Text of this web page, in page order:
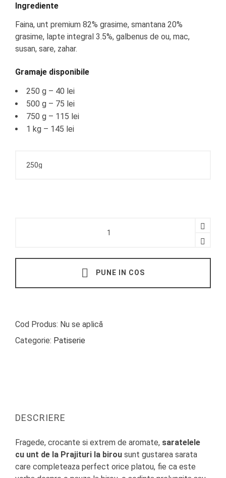
Ingrediente
Faina, unt premium 82% grasime, smantana 20%
grasime, lapte integral 3.5%, galbenus de ou, mac,
susan, sare, zahar.
Gramaje disponibile
250 g – 40 lei
500 g – 75 lei
750 g – 115 lei
1 kg – 145 lei
quantity
PUNE IN COS
Cod Produs: Nu se aplică
Categorie: Patiserie
DESCRIERE
Fragede, crocante si extrem de aromate, saratelele
cu unt de la Prajituri la birou sunt gustarea sarata
care completeaza perfect orice platou, fie ca este